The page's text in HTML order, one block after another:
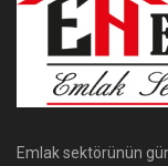
Emlak sektörünün